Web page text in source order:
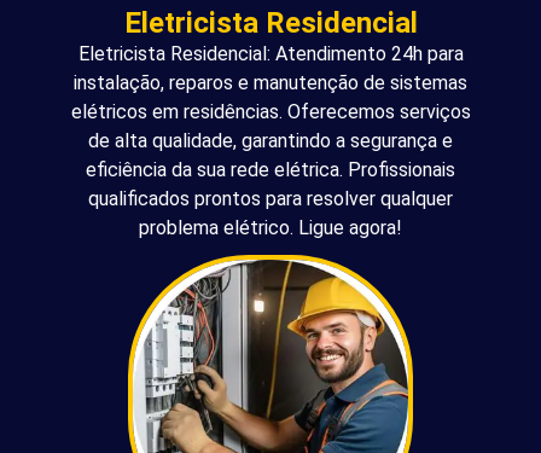
Eletricista Residencial
Eletricista Residencial: Atendimento 24h para
instalação, reparos e manutenção de sistemas
elétricos em residências. Oferecemos serviços
de alta qualidade, garantindo a segurança e
eficiência da sua rede elétrica. Profissionais
qualificados prontos para resolver qualquer
problema elétrico. Ligue agora!